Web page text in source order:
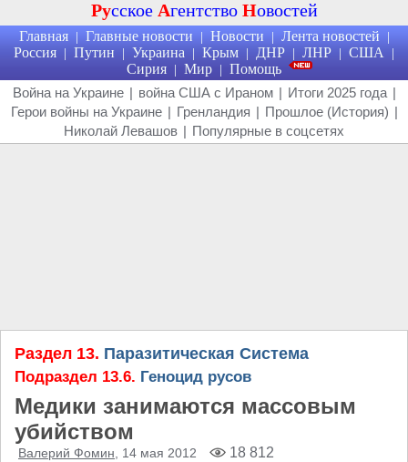
Русское Агентство Новостей
Главная | Главные новости | Новости | Лента новостей |
Россия | Путин | Украина | Крым | ДНР | ЛНР | США |
Сирия | Мир | Помощь
Война на Украине | война США с Ираном | Итоги 2025 года |
Герои войны на Украине | Гренландия | Прошлое (История) |
Николай Левашов | Популярные в соцсетях
Раздел 13. Паразитическая Система
Подраздел 13.6. Геноцид русов
Медики занимаются массовым
убийством
Валерий Фомин , 14 мая 2012 18 812